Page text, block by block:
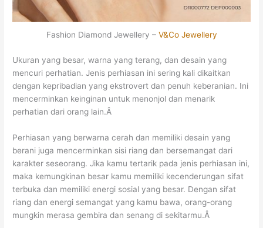
Fashion Diamond Jewellery – V&Co Jewellery
Ukuran yang besar, warna yang terang, dan desain yang
mencuri perhatian. Jenis perhiasan ini sering kali dikaitkan
dengan kepribadian yang ekstrovert dan penuh keberanian. Ini
mencerminkan keinginan untuk menonjol dan menarik
perhatian dari orang lain.Â
Perhiasan yang berwarna cerah dan memiliki desain yang
berani juga mencerminkan sisi riang dan bersemangat dari
karakter seseorang. Jika kamu tertarik pada jenis perhiasan ini,
maka kemungkinan besar kamu memiliki kecenderungan sifat
terbuka dan memiliki energi sosial yang besar. Dengan sifat
riang dan energi semangat yang kamu bawa, orang-orang
mungkin merasa gembira dan senang di sekitarmu.Â